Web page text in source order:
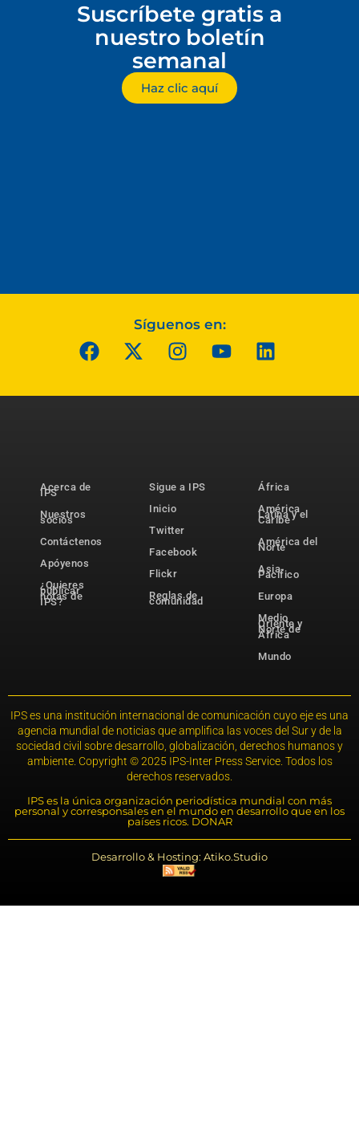
Suscríbete gratis a
nuestro boletín
semanal
Haz clic aquí
Síguenos en:
Acerca de
IPS
Nuestros
socios
Contáctenos
Apóyenos
¿Quieres
publicar
notas de
IPS?
Sigue a IPS
Inicio
Twitter
Facebook
Flickr
Reglas de
comunidad
África
América
Latina y el
Caribe
América del
Norte
Asia-
Pacífico
Europa
Medio
Oriente y
Norte de
África
Mundo
IPS es una institución internacional de comunicación cuyo eje es una
agencia mundial de noticias que amplifica las voces del Sur y de la
sociedad civil sobre desarrollo, globalización, derechos humanos y
ambiente. Copyright © 2025 IPS-Inter Press Service. Todos los
derechos reservados.
IPS es la única organización periodística mundial con más
personal y corresponsales en el mundo en desarrollo que en los
países ricos. DONAR
Desarrollo & Hosting: Atiko.Studio